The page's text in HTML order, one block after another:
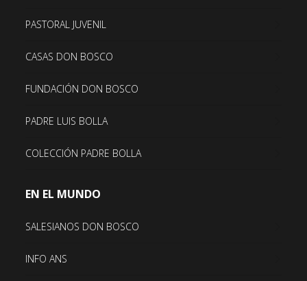
PASTORAL JUVENIL
CASAS DON BOSCO
FUNDACIÓN DON BOSCO
PADRE LUIS BOLLA
COLECCIÓN PADRE BOLLA
EN EL MUNDO
SALESIANOS DON BOSCO
INFO ANS